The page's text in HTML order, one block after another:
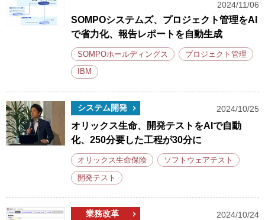
2024/11/06
SOMPOシステムズ、プロジェクト管理をAI
で省力化、報告レポートを自動生成
SOMPOホールディングス プロジェクト管理
IBM
システム開発 2024/10/25
オリックス生命、開発テストをAIで自動
化、250分要した工程が30分に
オリックス生命保険 ソフトウェアテスト
開発テスト
業務改革 2024/10/24